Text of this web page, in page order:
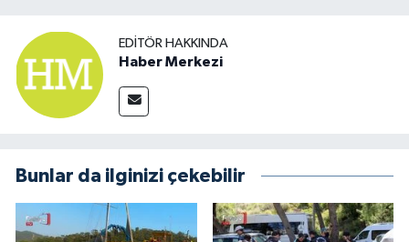
EDITÖR HAKKINDA
Haber Merkezi
Bunlar da ilginizi çekebilir